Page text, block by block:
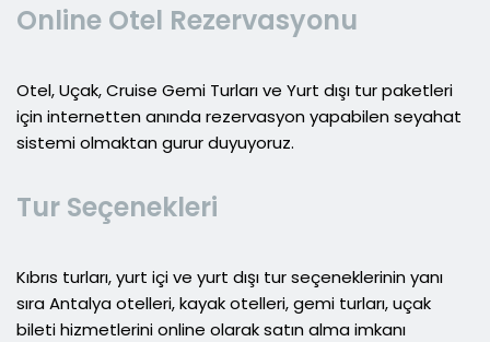
Online Otel Rezervasyonu
Otel, Uçak, Cruise Gemi Turları ve Yurt dışı tur paketleri
için internetten anında rezervasyon yapabilen seyahat
sistemi olmaktan gurur duyuyoruz.
Tur Seçenekleri
Kıbrıs turları, yurt içi ve yurt dışı tur seçeneklerinin yanı
sıra Antalya otelleri, kayak otelleri, gemi turları, uçak
bileti hizmetlerini online olarak satın alma imkanı